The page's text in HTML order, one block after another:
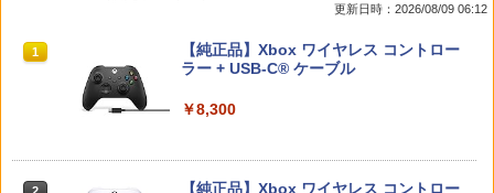
イッチ2 保護フィルム switch2 フィルム
h 保護フィルム 有機el ブルーライトカッ
ト シート 本体 ガラス lite ケース カバー
レイサー・アガット+【早期購入外付特
￥7,480
1
スプラトゥーン レイダース|オンライン
コード版
￥5,832
1
PlayStation 5 デジタル・エディション
日本語専用 Console Language: Japan
更新日時：2026/08/09 06:12
1
【純正品】Xbox ワイヤレス コントロー
ラー + USB-C® ケーブル
￥8,300
【純正品】Xbox ワイヤレス コントロー